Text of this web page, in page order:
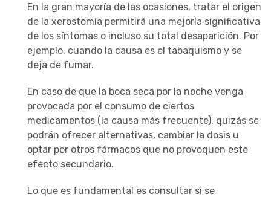
En la gran mayoría de las ocasiones, tratar el origen
de la xerostomía permitirá una mejoría significativa
de los síntomas o incluso su total desaparición. Por
ejemplo, cuando la causa es el tabaquismo y se
deja de fumar.
En caso de que la boca seca por la noche venga
provocada por el consumo de ciertos
medicamentos (la causa más frecuente), quizás se
podrán ofrecer alternativas, cambiar la dosis u
optar por otros fármacos que no provoquen este
efecto secundario.
Lo que es fundamental es consultar si se